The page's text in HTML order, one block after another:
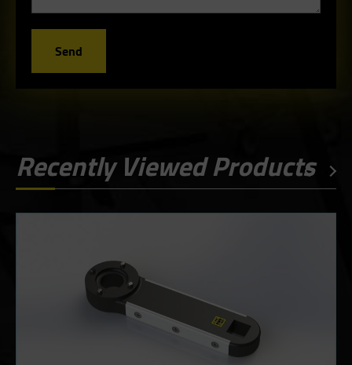
Send
Recently Viewed Products